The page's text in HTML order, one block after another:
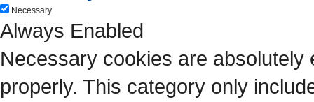
Necessary
Always Enabled
Necessary cookies are
properly. This category only